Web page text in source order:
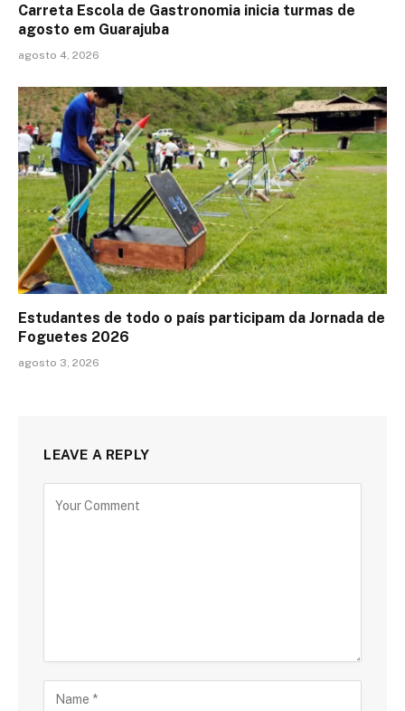
Carreta Escola de Gastronomia inicia turmas de
agosto em Guarajuba
agosto 4, 2026
Estudantes de todo o país participam da Jornada de
Foguetes 2026
agosto 3, 2026
LEAVE A REPLY